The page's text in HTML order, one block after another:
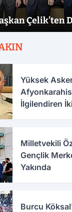
Çelik’ten
Yüksek
İlgilendiren
Milletvekili
Gençlik
Yakında
Burcu